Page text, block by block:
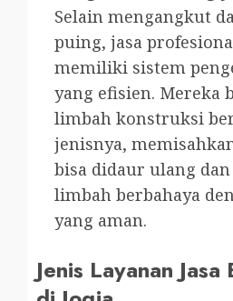
Selain mengangkut
puing, jasa
memiliki sistem
yang efisien. Mereka
limbah konstruksi
jenisnya,
bisa didaur ulang
limbah berbahaya
yang aman.
Jenis Layanan